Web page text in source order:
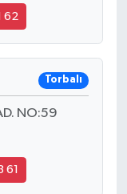
62
Torbalı
NO:59
61